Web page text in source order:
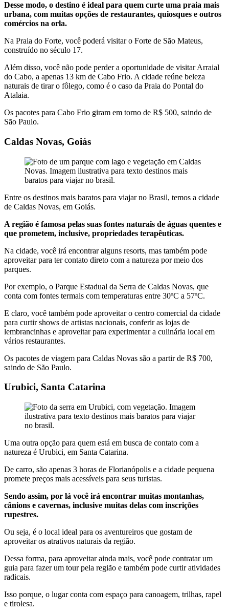
Desse modo, o destino é ideal para quem curte uma praia mais
urbana, com muitas opções de restaurantes, quiosques e outros
comércios na orla.
Na Praia do Forte, você poderá visitar o Forte de São Mateus,
construído no século 17.
Além disso, você não pode perder a oportunidade de visitar Arraial
do Cabo, a apenas 13 km de Cabo Frio. A cidade reúne beleza
naturais de tirar o fôlego, como é o caso da Praia do Pontal do
Atalaia.
Os pacotes para Cabo Frio giram em torno de R$ 500, saindo de
São Paulo.
Caldas Novas, Goiás
Entre os destinos mais baratos para viajar no Brasil, temos a cidade
de Caldas Novas, em Goiás.
A região é famosa pelas suas fontes naturais de águas quentes e
que prometem, inclusive, propriedades terapêuticas.
Na cidade, você irá encontrar alguns resorts, mas também pode
aproveitar para ter contato direto com a natureza por meio dos
parques.
Por exemplo, o Parque Estadual da Serra de Caldas Novas, que
conta com fontes termais com temperaturas entre 30ºC a 57ºC.
E claro, você também pode aproveitar o centro comercial da cidade
para curtir shows de artistas nacionais, conferir as lojas de
lembrancinhas e aproveitar para experimentar a culinária local em
vários restaurantes.
Os pacotes de viagem para Caldas Novas são a partir de R$ 700,
saindo de São Paulo.
Urubici, Santa Catarina
Uma outra opção para quem está em busca de contato com a
natureza é Urubici, em Santa Catarina.
De carro, são apenas 3 horas de Florianópolis e a cidade pequena
promete preços mais acessíveis para seus turistas.
Sendo assim, por lá você irá encontrar muitas montanhas,
cânions e cavernas, inclusive muitas delas com inscrições
rupestres.
Ou seja, é o local ideal para os aventureiros que gostam de
aproveitar os atrativos naturais da região.
Dessa forma, para aproveitar ainda mais, você pode contratar um
guia para fazer um tour pela região e também pode curtir atividades
radicais.
Isso porque, o lugar conta com espaço para canoagem, trilhas, rapel
e tirolesa.